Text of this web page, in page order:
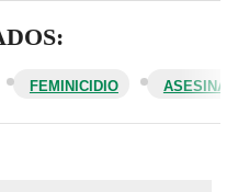
FEMINICIDIO